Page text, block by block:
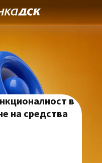
в
на средства